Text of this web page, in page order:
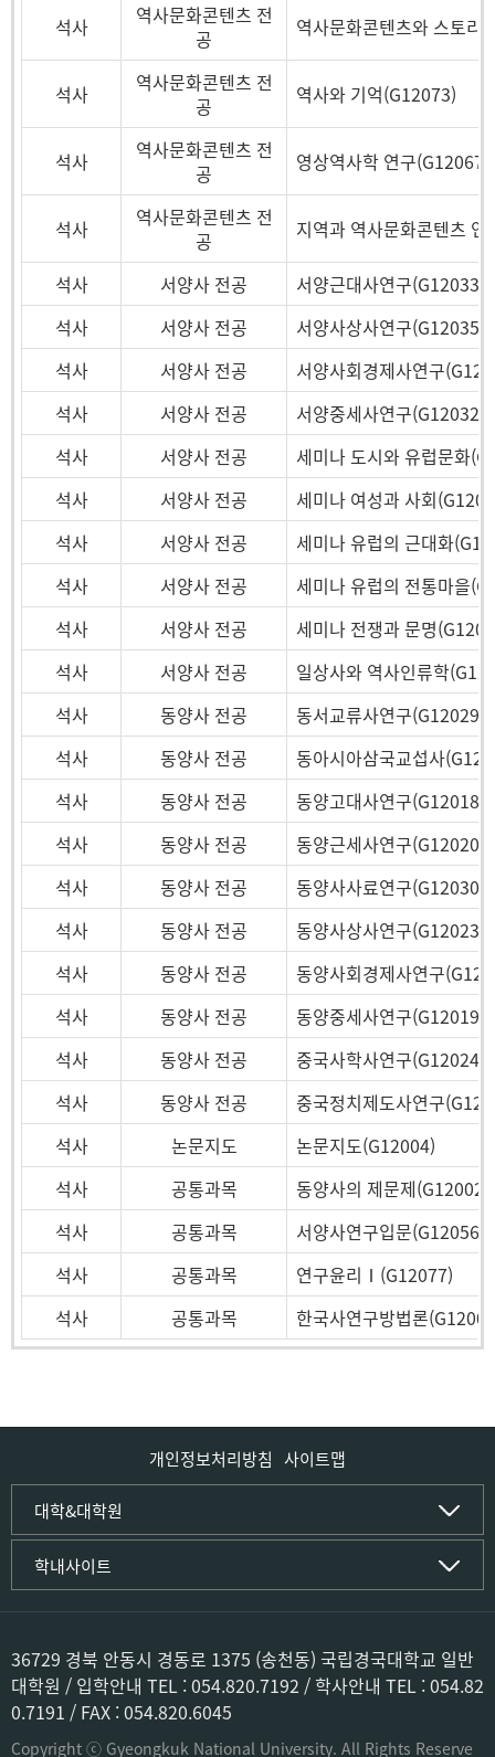
석사
역사문화콘텐츠 전
공
역사문화콘텐츠와 스토리
석사
역사문화콘텐츠 전
공
역사와 기억(G12073)
석사
역사문화콘텐츠 전
공
영상역사학 연구(G12067)
석사
역사문화콘텐츠 전
공
지역과 역사문화콘텐츠
석사 서양사 전공
서양근대사연구(G12033)
석사
서양사 전공
서양사상사연구(G12035)
석사
서양사 전공
서양사회경제사연구
석사
서양사 전공
서양중세사연구(G12032)
석사
서양사 전공
세미나 도시와 유럽문화
석사
서양사 전공
세미나 여성과 사회
석사
서양사 전공
세미나 유럽의 근대화
석사
서양사 전공
세미나 유럽의 전통마을
석사
서양사 전공
세미나 전쟁과 문명
석사
서양사 전공
일상사와 역사인류학
석사
동양사 전공
동서교류사연구(G12029)
석사
동양사 전공
동아시아삼국교섭사
석사
동양사 전공
동양고대사연구(G12018)
석사
동양사 전공
동양근세사연구(G12020)
석사
동양사 전공
동양사사료연구(G12030)
석사
동양사 전공
동양사상사연구(G12023)
석사
동양사 전공
동양사회경제사연구
석사
동양사 전공
동양중세사연구(G12019)
석사
동양사 전공
중국사학사연구(G12024)
석사
동양사 전공
중국정치제도사연구
석사
논문지도
논문지도(G12004)
석사
공통과목
동양사의 제문제(G12002)
석사
공통과목
서양사연구입문(G12056)
석사
공통과목
연구윤리Ⅰ(G12077)
석사
공통과목 한국사연구방법론
개인정보처리방침 사이트맵
대학&대학원
인문사회·IT대학
인문·문화학부
국어국문학전공
중국어문·문화학전공
한자문화콘텐츠학전공
미디어문화커뮤니케이션학전공
사학전공
컴퓨터·소프트웨어공학부
학내사이트
국립경국대학교
(재)국립경국대학교발전기금
공용S/W관리시스템
공자학원
공학교육인증시스템
과학영재교육원
교육혁신본부
36729 경북 안동시 경동로 1375 (송천동) 국립경국대학교 일반
대학원 / 입학안내 TEL : 054.820.7192 / 학사안내 TEL : 054.82
0.7191 / FAX : 054.820.6045
Copyright ⓒ Gyeongkuk National University. All Rights Reserve